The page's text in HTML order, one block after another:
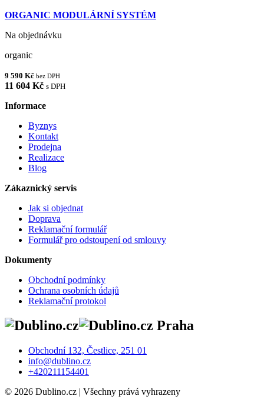
ORGANIC MODULÁRNÍ SYSTÉM
Na objednávku
organic
9 590 Kč bez DPH
11 604 Kč s DPH
Informace
Byznys
Kontakt
Prodejna
Realizace
Blog
Zákaznický servis
Jak si objednat
Doprava
Reklamační formulář
Formulář pro odstoupení od smlouvy
Dokumenty
Obchodní podmínky
Ochrana osobních údajů
Reklamační protokol
Praha
Obchodní 132, Čestlice, 251 01
info@dublino.cz
+420211154401
© 2026 Dublino.cz | Všechny prává vyhrazeny